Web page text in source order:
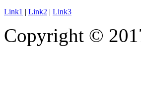
Link1 | Link2 | Link3
Copyright ©